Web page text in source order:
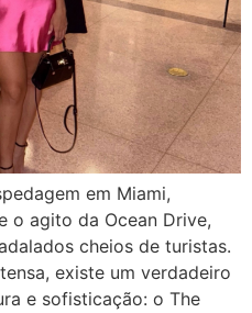
em Miami,
o agito da Ocean Drive,
cheios de turistas.
existe um verdadeiro
e sofisticação: o The